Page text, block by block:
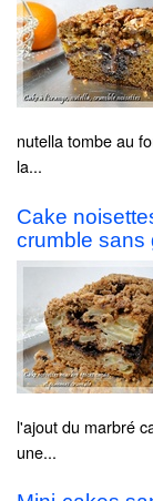
nutella tombe au
la...
Cake
crumble sans
l'ajout du marbré
une...